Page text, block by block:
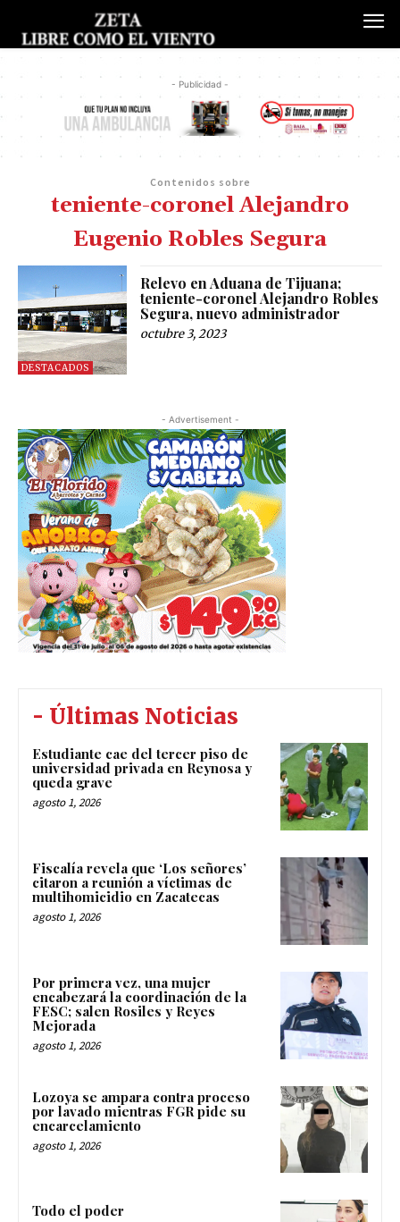
- Publicidad -
Contenidos sobre
teniente-coronel Alejandro
Eugenio Robles Segura
DESTACADOS
Relevo en Aduana de Tijuana;
teniente-coronel Alejandro Robles
Segura, nuevo administrador
octubre 3, 2023
- Advertisement -
- Últimas Noticias
Estudiante cae del tercer piso de
universidad privada en Reynosa y
queda grave
agosto 1, 2026
Fiscalía revela que ‘Los señores’
citaron a reunión a víctimas de
multihomicidio en Zacatecas
agosto 1, 2026
Por primera vez, una mujer
encabezará la coordinación de la
FESC; salen Rosiles y Reyes
Mejorada
agosto 1, 2026
Lozoya se ampara contra proceso
por lavado mientras FGR pide su
encarcelamiento
agosto 1, 2026
Todo el poder